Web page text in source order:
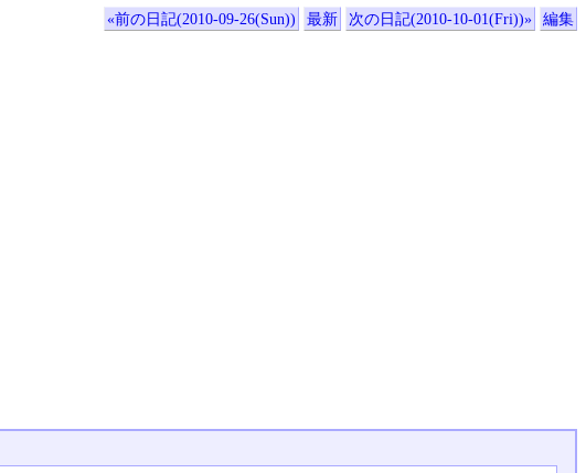
«前の日記(2010-09-26(Sun)) 最新 次の日記(2010-10-01(Fri))» 編集